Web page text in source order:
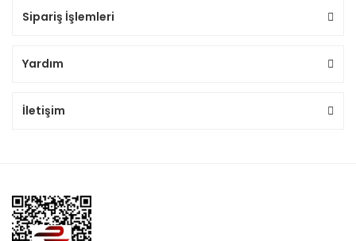
Sipariş İşlemleri
Yardım
İletişim